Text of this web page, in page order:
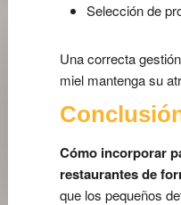
Selección de
Una correcta
miel mantenga su
Cómo incorporar
restaurantes de
que los pequeños